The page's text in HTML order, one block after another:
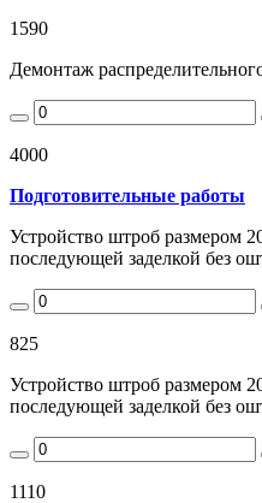
1590
Демонтаж
4000
Подготовительные работы
Устройство штроб размером
последующей заделкой без
825
Устройство штроб размером
последующей заделкой без
1110